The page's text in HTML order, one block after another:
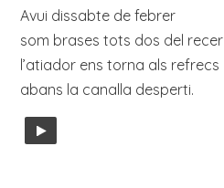
Avui dissabte de febrer
som brases tots dos del recer
l’atiador ens torna als refrecs
abans la canalla desperti.